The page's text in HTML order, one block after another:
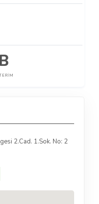
2.Cad. 1.Sok. No: 2